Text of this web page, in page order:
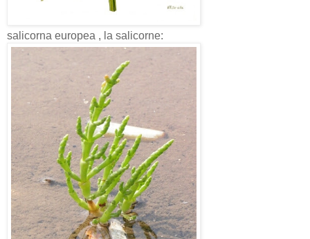
salicorna europea , la salicorne: